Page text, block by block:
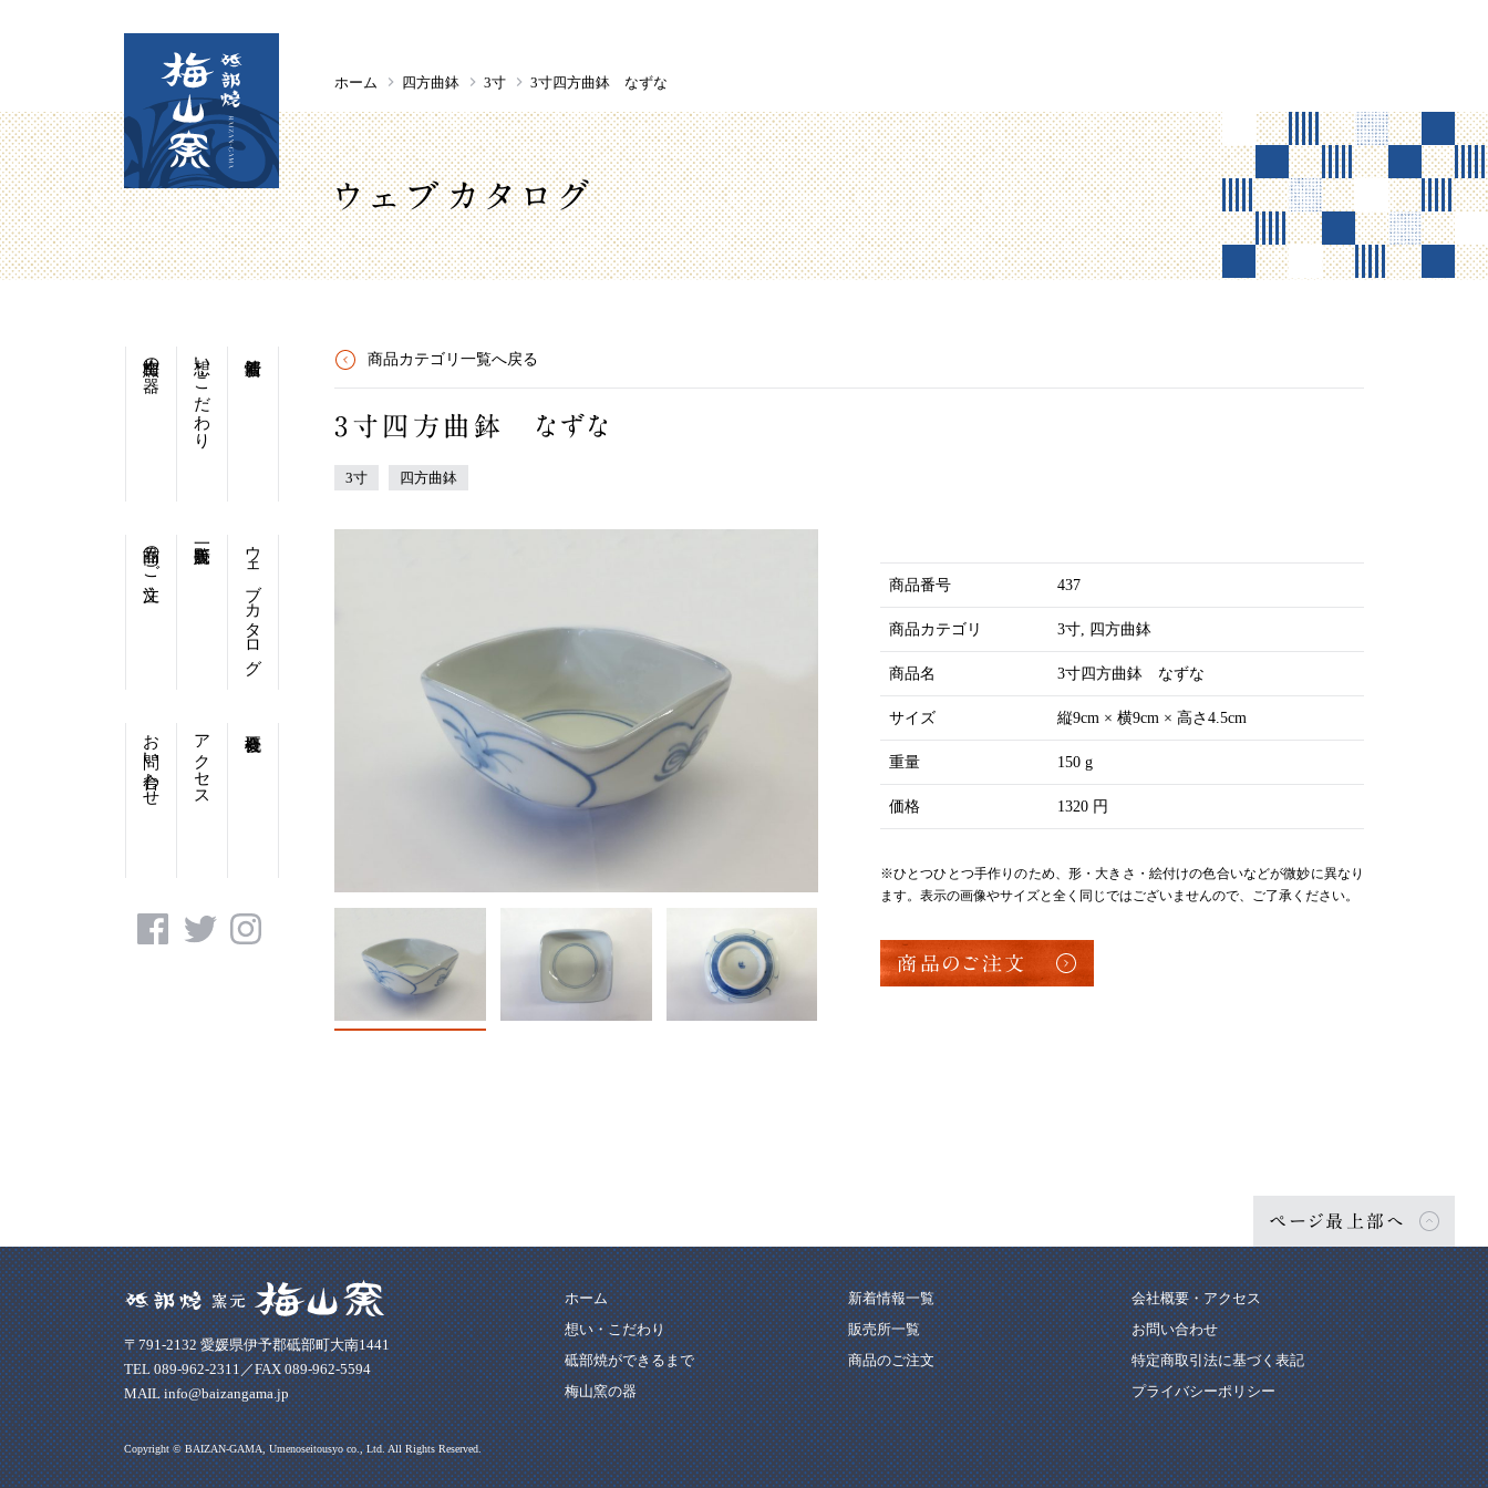
ホーム 四方曲鉢 3寸 3寸四方曲鉢 なずな
ウェブカタログ
想い・こだわり
梅山窯の器
ウェブカタログ
商品のご注文
アクセス
お問い合わせ
商品カテゴリ一覧へ戻る
3寸四方曲鉢 なずな
3寸 四方曲鉢
商品番号 437
商品カテゴリ 3寸 四方曲鉢
商品名 3寸四方曲鉢 なずな
サイズ 縦9cm × 横9cm × 高さ4.5cm
重量 150 g
価格 1320 円
※ひとつひとつ手作りのため、形・大きさ・絵付けの色合いなどが微妙に異なり
ます。表示の画像やサイズと全く同じではございませんので、ご了承ください。
商品のご注文
ページ最上部へ
〒791-2132 愛媛県伊予郡砥部町大南1441
TEL 089-962-2311／FAX 089-962-5594
MAIL info@baizangama.jp
ホーム
想い・こだわり
砥部焼ができるまで
梅山窯の器
新着情報一覧
販売所一覧
商品のご注文
会社概要・アクセス
お問い合わせ
特定商取引法に基づく表記
プライバシーポリシー
Copyright © BAIZAN-GAMA, Umenoseitousyo co., Ltd. All Rights Reserved.